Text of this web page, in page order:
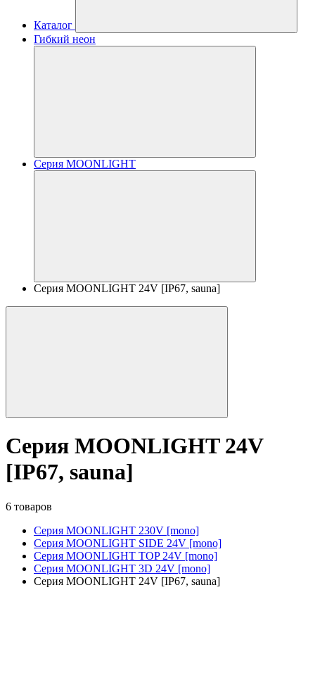
Каталог
Гибкий неон
Серия MOONLIGHT
Серия MOONLIGHT 24V [IP67, sauna]
Серия MOONLIGHT 24V
[IP67, sauna]
6 товаров
Серия MOONLIGHT 230V [mono]
Серия MOONLIGHT SIDE 24V [mono]
Серия MOONLIGHT TOP 24V [mono]
Серия MOONLIGHT 3D 24V [mono]
Серия MOONLIGHT 24V [IP67, sauna]